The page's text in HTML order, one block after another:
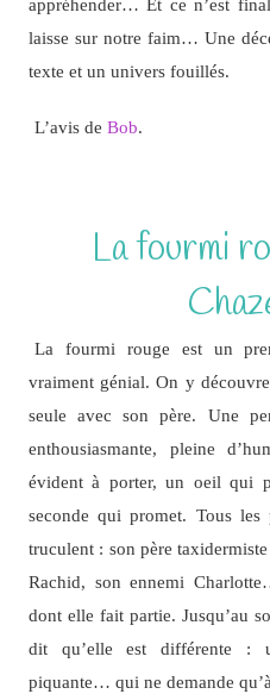
appréhender… Et ce n’est
laisse sur notre faim… Une
texte et un univers fouillés.
L’avis de Bob.
La fourmi
La fourmi rouge est un
vraiment génial. On y
seule avec son père. Une
enthousiasmante, pleine
évident à porter, un oeil qui
seconde qui promet. Tous les
truculent : son père
Rachid, son ennemi
dont elle fait partie. Jusqu’au
dit qu’elle est différente :
piquante… qui ne demande